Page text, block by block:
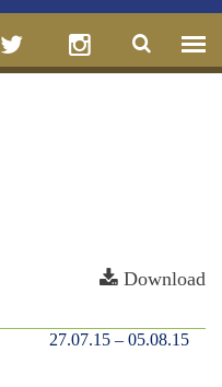
Download
27.07.15 – 05.08.15